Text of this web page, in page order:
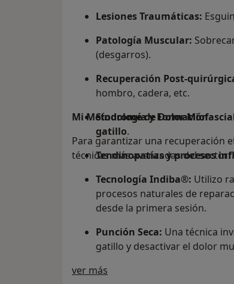
Lesiones Traumáticas:
Patología Muscular:
(desgarros).
Recuperación Post-
hombro, cadera, etc.
Síndrome de Dolor
gatillo.
Tendinopatías y procesos
Mi Metodología y Formación
Para garantizar una recuperación
técnicas más avanzadas del sector:
Tecnología Indiba®: Utilizo
procesos naturales de
desde la primera sesión.
Punción Seca: Una técnica
gatillo y desactivar el dolor
Fisioterapia Deportiva:
ver más